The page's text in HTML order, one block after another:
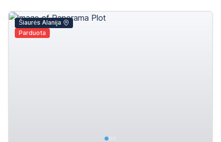
Šiaurės Alanija
Parduota